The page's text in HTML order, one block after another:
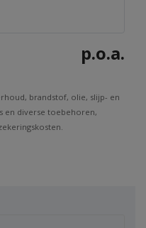
p.o.a.
brandstof, olie, slijp- en
en diverse toebehoren,